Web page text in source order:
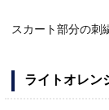
スカート部分の刺
ライトオレン